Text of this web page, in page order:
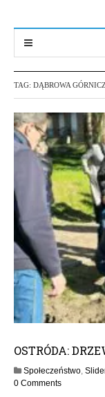
TAG: DĄBROWA
OSTRÓDA:
Społeczeństwo,
0 Comments